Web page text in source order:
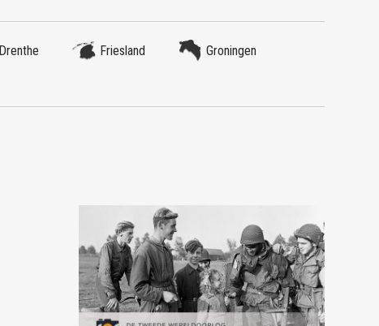
Drenthe Friesland
Groningen